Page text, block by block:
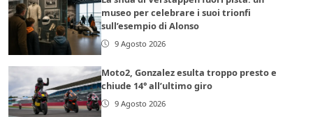
museo per celebrare i suoi trionfi
sull’esempio di Alonso
9 Agosto 2026
Moto2, Gonzalez esulta troppo presto e
chiude 14° all’ultimo giro
9 Agosto 2026